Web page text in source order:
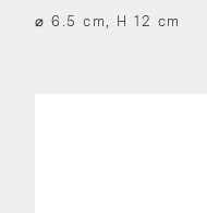
⌀ 6.5 cm, H 12 cm